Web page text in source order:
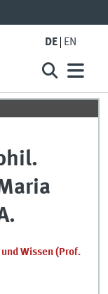
DE EN
Wissen (Prof.